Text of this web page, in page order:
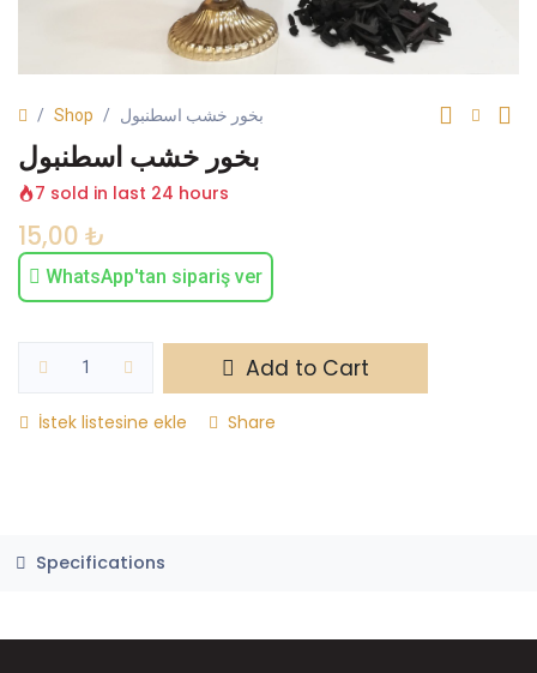
Shop بخور خشب اسطنبول
بخور خشب اسطنبول
7 sold in last 24 hours
15,00 ₺
WhatsApp'tan sipariş ver
Add to Cart
İstek listesine ekle Share
Specifications